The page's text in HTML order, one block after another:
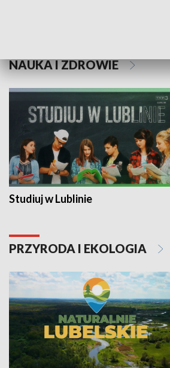
NAUKA I ZDROWIE
Studiuj w Lublinie
PRZYRODA I EKOLOGIA